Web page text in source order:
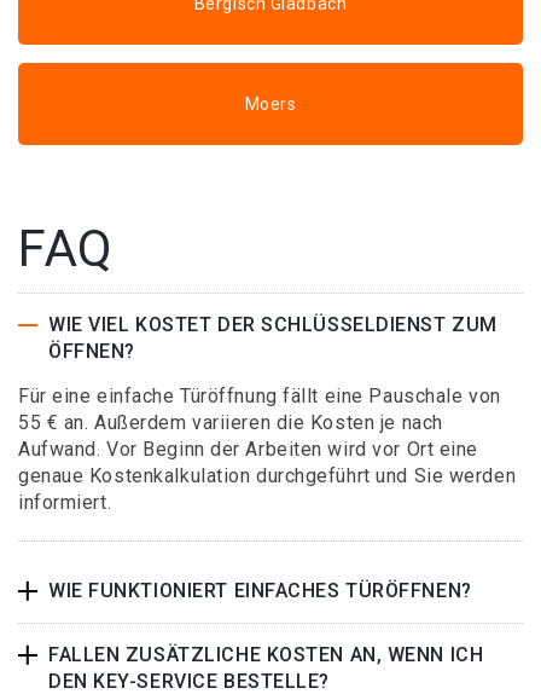
Moers
FAQ
WIE VIEL KOSTET DER SCHLÜSSELDIENST ZUM
ÖFFNEN?
Für eine einfache Türöffnung fällt eine Pauschale von
55 € an. Außerdem variieren die Kosten je nach
Aufwand. Vor Beginn der Arbeiten wird vor Ort eine
genaue Kostenkalkulation durchgeführt und Sie werden
informiert.
WIE FUNKTIONIERT EINFACHES TÜRÖFFNEN?
FALLEN ZUSÄTZLICHE KOSTEN AN, WENN ICH
DEN KEY-SERVICE BESTELLE?